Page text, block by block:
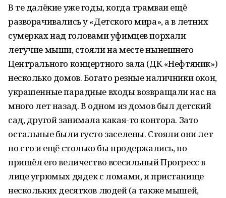
В те далёкие уже годы, когда трамваи ещё
разворачивались у «Детского мира», а в летних
сумерках над головами уфимцев порхали
летучие мыши, стояли на месте нынешнего
Центрального концертного зала (ДК «Нефтяник»)
несколько домов. Богато резные наличники окон,
украшенные парадные входы возвращали нас на
много лет назад. В одном из домов был детский
сад, другой занимала какая-то контора. Зато
остальные были густо заселены. Стояли они лет
по сто и ещё столько бы продержались, но
пришёл его величество всесильный Прогресс в
лице угрюмых дядек с ломами, и пристанище
нескольких десятков людей (а также мышей,